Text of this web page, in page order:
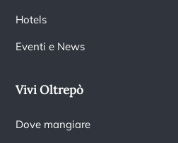
Hotels
Eventi e News
Vivi Oltrepò
Dove mangiare